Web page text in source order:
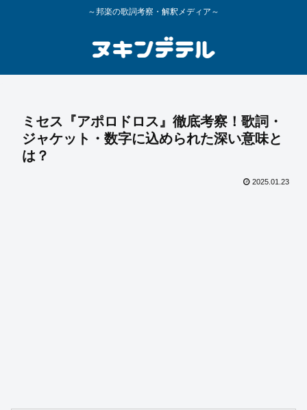
～邦楽の歌詞考察・解釈メディア～
ミセス『アポロドロス』徹底考察！歌詞・
ジャケット・数字に込められた深い意味と
は？
2025.01.23